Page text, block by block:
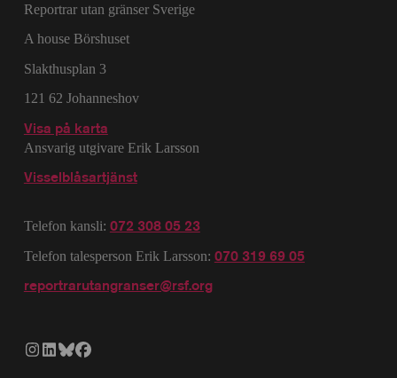
Reportrar utan gränser Sverige
A house Börshuset
Slakthusplan 3
121 62 Johanneshov
Visa på karta
Ansvarig utgivare Erik Larsson
Visselblåsartjänst
Telefon kansli: 072 308 05 23
Telefon talesperson Erik Larsson: 070 319 69 05
reportrarutangranser@rsf.org